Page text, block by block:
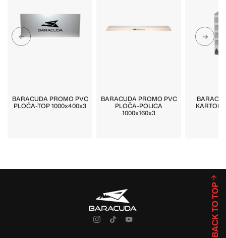
BARACUDA PROMO PVC
PLOČA-TOP 1000x400x3
BARACUDA PROMO PVC
PLOČA-POLICA
1000x160x3
BACK TO TOP